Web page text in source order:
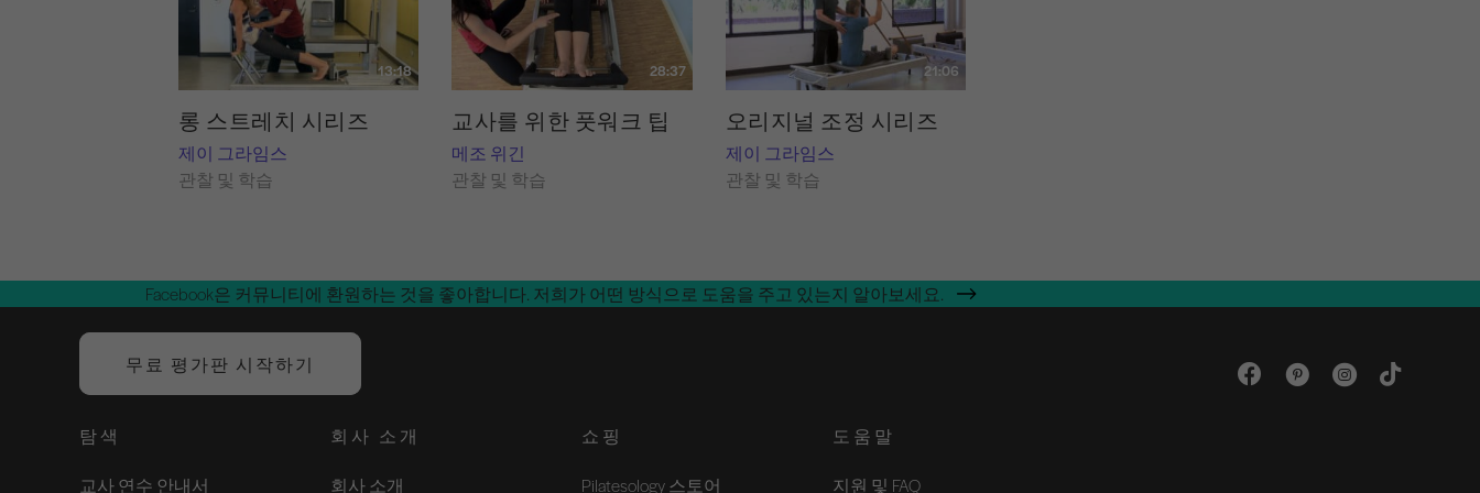
13:18
롱 스트레치 시리즈
제이 그라임스
관찰 및 학습
28:37
교사를 위한 풋워크 팁
메조 위긴
관찰 및 학습
21:06
오리지널 조정 시리즈
제이 그라임스
관찰 및 학습
Facebook은 커뮤니티에 환원하는 것을 좋아합니다. 저희가 어떤 방식으로 도움을 주고 있는지 알아보세요.
무료 평가판 시작하기
탐색
교사 연수 안내서
회사 소개
회사 소개
쇼핑
Pilatesology 스토어
도움말
지원 및 FAQ